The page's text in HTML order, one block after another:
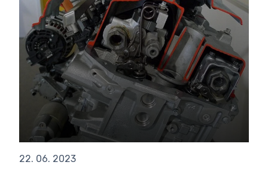
22. 06. 2023